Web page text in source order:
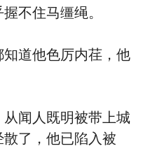
不住马缰绳。
道他色厉内荏，他
闻人既明被带上城
了，他已陷入被